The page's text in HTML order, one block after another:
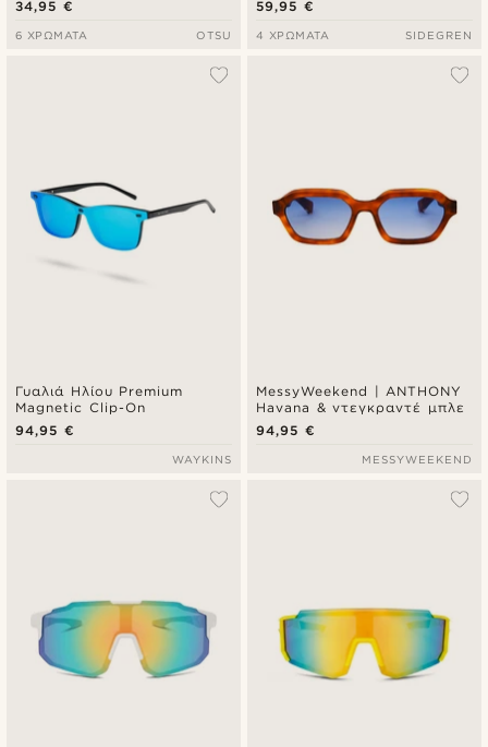
34,95 €
6 ΧΡΏΜΑΤΑ OTSU
Φακοί
59,95 €
4 ΧΡΏΜΑΤΑ SIDEGREN
Γυαλιά Ηλίου Premium
Magnetic Clip-On
94,95 €
WAYKINS
MessyWeekend | ANTHONY
Havana & ντεγκραντέ μπλε
94,95 €
MESSYWEEKEND